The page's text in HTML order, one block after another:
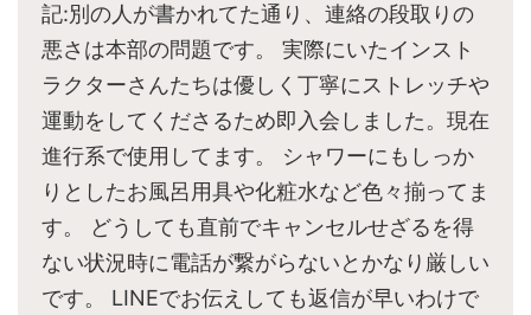
記:別の人が書かれてた通り、連絡の段取りの
悪さは本部の問題です。 実際にいたインスト
ラクターさんたちは優しく丁寧にストレッチや
運動をしてくださるため即入会しました。現在
進行系で使用してます。 シャワーにもしっか
りとしたお風呂用具や化粧水など色々揃ってま
す。 どうしても直前でキャンセルせざるを得
ない状況時に電話が繋がらないとかなり厳しい
です。 LINEでお伝えしても返信が早いわけで